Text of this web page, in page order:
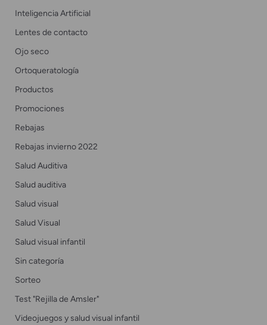
Inteligencia Artificial
Lentes de contacto
Ojo seco
Ortoqueratología
Productos
Promociones
Rebajas
Rebajas invierno 2022
Salud Auditiva
Salud auditiva
Salud visual
Salud Visual
Salud visual infantil
Sin categoría
Sorteo
Test "Rejilla de Amsler"
Videojuegos y salud visual infantil